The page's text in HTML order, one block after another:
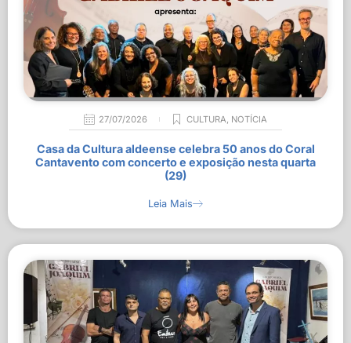
27/07/2026 CULTURA, NOTÍCIA
Casa da Cultura aldeense celebra 50 anos do Coral
Cantavento com concerto e exposição nesta quarta
(29)
Leia Mais